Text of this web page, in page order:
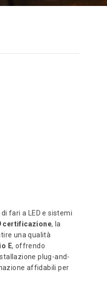
fari a LED e sistemi
certificazione, la
una qualità
E, offrendo
plug-and-
affidabili per